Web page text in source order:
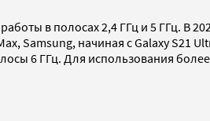
в полосах 2,4 ГГц и 5 ГГц. В
Samsung, начиная с Galaxy S21
6 ГГц. Для использования